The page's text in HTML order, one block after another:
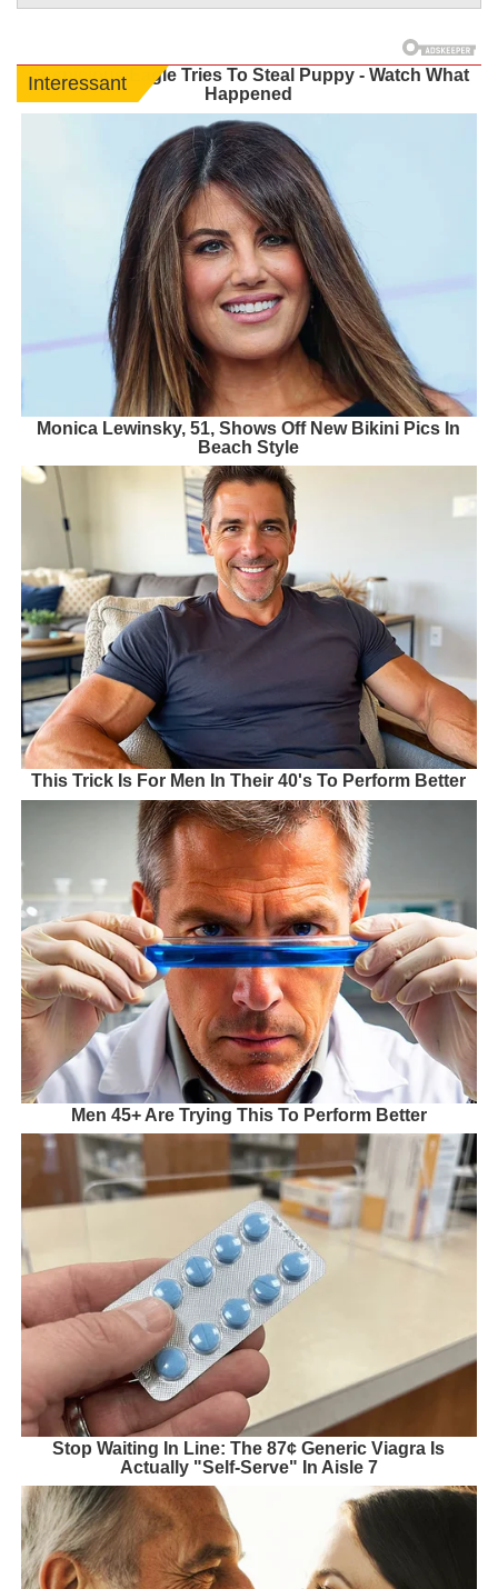
Interessant
Suspicious Eagle Tries To Steal Puppy - Watch What
Happened
Monica Lewinsky, 51, Shows Off New Bikini Pics In
Beach Style
This Trick Is For Men In Their 40's To Perform Better
Men 45+ Are Trying This To Perform Better
Stop Waiting In Line: The 87¢ Generic Viagra Is
Actually "Self-Serve" In Aisle 7